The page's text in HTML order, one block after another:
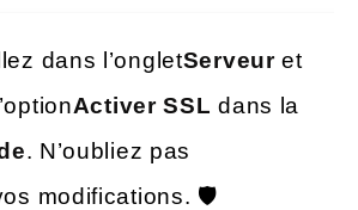
dans l’ongletServeuret
Activer SSL dans la
. N’oubliez pas
modifications. 🛡️